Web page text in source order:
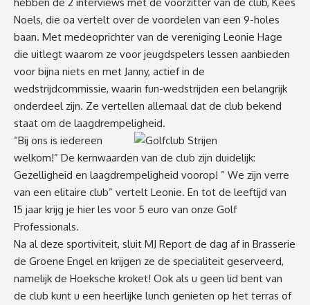
Noels, die oa vertelt over de voordelen van een 9-holes
baan. Met medeoprichter van de vereniging Leonie Hage
die uitlegt waarom ze voor jeugdspelers lessen aanbieden
voor bijna niets en met Janny, actief in de
wedstrijdcommissie, waarin fun-wedstrijden een belangrijk
onderdeel zijn. Ze vertellen allemaal dat de club bekend
staat om de laagdrempeligheid.
“Bij ons is iedereen
welkom!” De kernwaarden van de club zijn duidelijk:
Gezelligheid en laagdrempeligheid voorop! ” We zijn verre
van een elitaire club” vertelt Leonie. En tot de leeftijd van
15 jaar krijg je hier les voor 5 euro van onze Golf
Professionals.
Na al deze sportiviteit, sluit MJ Report de dag af in Brasserie
de Groene Engel en krijgen ze de specialiteit geserveerd,
namelijk de Hoeksche kroket! Ook als u geen lid bent van
de club kunt u een heerlijke lunch genieten op het terras of